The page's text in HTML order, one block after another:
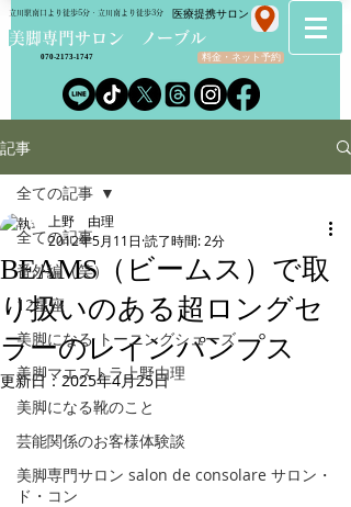
​美脚専門サロン ノーブル
立川駅南口より徒歩5分・立川南より徒歩3分
料金・ネット予約
070-2173-1747
​医療提携サロン
記事
全ての記事
番外編（笑）
12星座
美脚になる トーニングシューズ
美脚マエストラ上野由理
美脚になる靴のこと
芸能関係のお客様体験談
美脚専門サロン salon de consolare サロン・
ド・コン
全ての記事
BEAMS（ビームス）で取
り扱いのある超ロングセ
ラーのレインパンプス
上野 由理
2012年5月11日 読了時間: 2分
更新日：2025年4月25日